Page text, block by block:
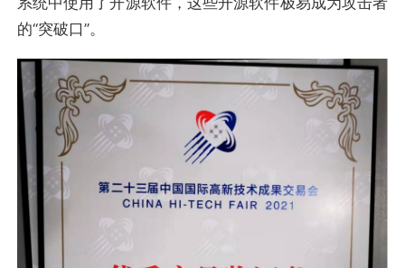
的“突破口”。